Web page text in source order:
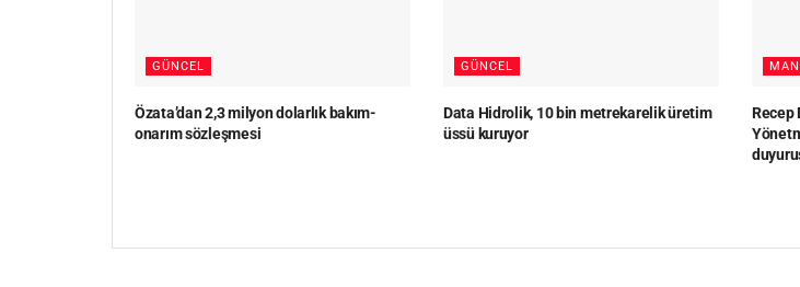
GÜNCEL
Özata’dan 2,3 milyon dolarlık bakım-
onarım sözleşmesi
GÜNCEL
Data Hidrolik, 10 bin metrekarelik üretim
üssü kuruyor
Recep